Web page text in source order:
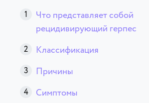
Что представляет собой
рецидивирующий герпес
Классификация
Причины
Симптомы